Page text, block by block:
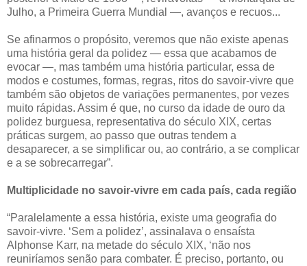
Julho, a Primeira Guerra Mundial —, avanços e recuos...
Se afinarmos o propósito, veremos que não existe apenas
uma história geral da polidez — essa que acabamos de
evocar —, mas também uma história particular, essa de
modos e costumes, formas, regras, ritos do savoir-vivre que
também são objetos de variações permanentes, por vezes
muito rápidas. Assim é que, no curso da idade de ouro da
polidez burguesa, representativa do século XIX, certas
práticas surgem, ao passo que outras tendem a
desaparecer, a se simplificar ou, ao contrário, a se complicar
e a se sobrecarregar”.
Multiplicidade no savoir-vivre em cada país, cada região
“Paralelamente a essa história, existe uma geografia do
savoir-vivre. ‘Sem a polidez’, assinalava o ensaísta
Alphonse Karr, na metade do século XIX, ‘não nos
reuniríamos senão para combater. É preciso, portanto, ou